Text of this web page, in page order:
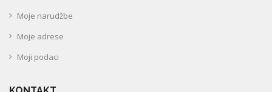
Moje narudžbe
Moje adrese
Moji podaci